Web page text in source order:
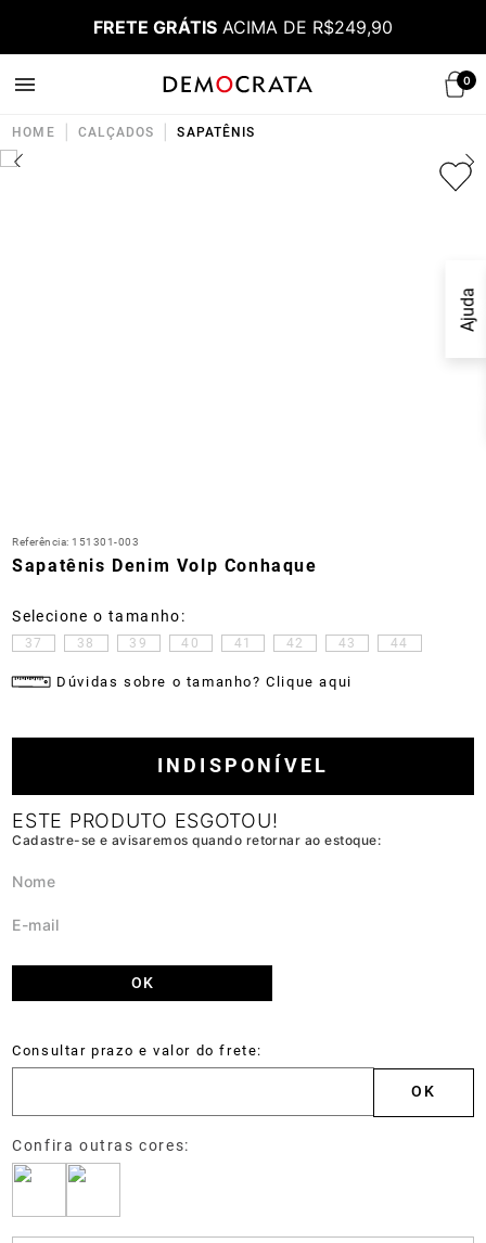
FRETE GRÁTIS ACIMA DE R$249,90
0
Ajuda
HOME CALÇADOS SAPATÊNIS
Referência:151301-003
Sapatênis Denim Volp Conhaque
37 38 39 40 41 42 43 44
Dúvidas sobre o tamanho? Clique aqui
INDISPONÍVEL